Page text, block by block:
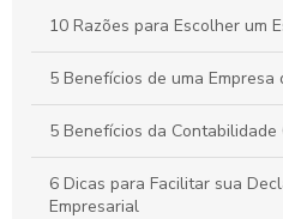
Contabilidade para Comércio:
Organizar Finanças e Expandir
Como a Contabilidade Online
Financeira da Sua Empresa
10 Razões para Escolher um
5 Benefícios de uma
5 Benefícios da
6 Dicas para Facilitar sua
Empresarial